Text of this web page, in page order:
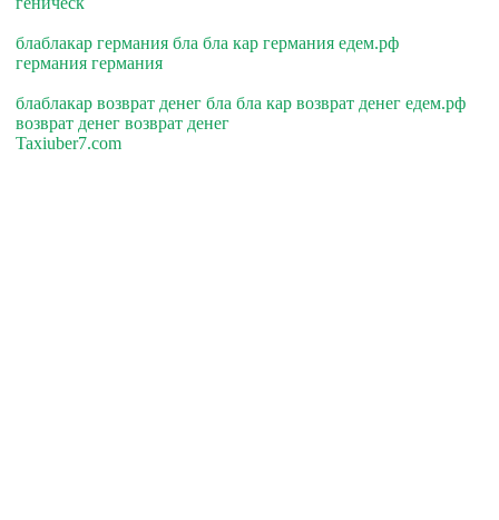
блаблакар германия бла бла кар германия едем.рф
германия германия
блаблакар возврат денег бла бла кар возврат денег едем.рф
возврат денег возврат денег
Taxiuber7.com